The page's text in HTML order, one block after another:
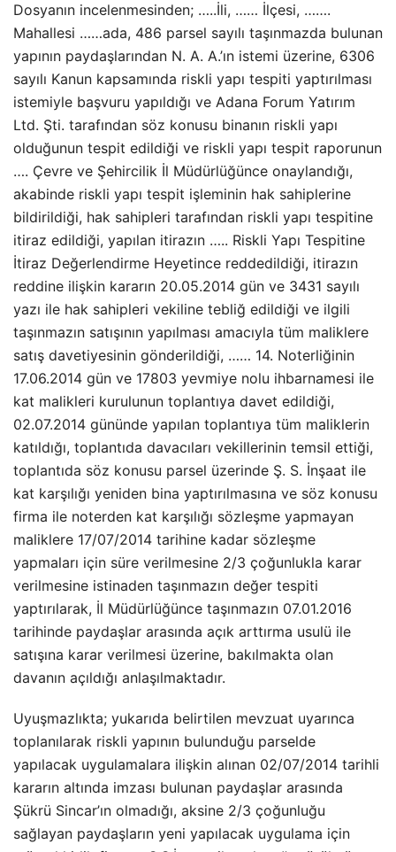
Dosyanın incelenmesinden; …..İli, …… İlçesi, …….
Mahallesi ……ada, 486 parsel sayılı taşınmazda bulunan
yapının paydaşlarından N. A. A.’ın istemi üzerine, 6306
sayılı Kanun kapsamında riskli yapı tespiti yaptırılması
istemiyle başvuru yapıldığı ve Adana Forum Yatırım
Ltd. Şti. tarafından söz konusu binanın riskli yapı
olduğunun tespit edildiği ve riskli yapı tespit raporunun
…. Çevre ve Şehircilik İl Müdürlüğünce onaylandığı,
akabinde riskli yapı tespit işleminin hak sahiplerine
bildirildiği, hak sahipleri tarafından riskli yapı tespitine
itiraz edildiği, yapılan itirazın ….. Riskli Yapı Tespitine
İtiraz Değerlendirme Heyetince reddedildiği, itirazın
reddine ilişkin kararın 20.05.2014 gün ve 3431 sayılı
yazı ile hak sahipleri vekiline tebliğ edildiği ve ilgili
taşınmazın satışının yapılması amacıyla tüm maliklere
satış davetiyesinin gönderildiği, …… 14. Noterliğinin
17.06.2014 gün ve 17803 yevmiye nolu ihbarnamesi ile
kat malikleri kurulunun toplantıya davet edildiği,
02.07.2014 gününde yapılan toplantıya tüm maliklerin
katıldığı, toplantıda davacıları vekillerinin temsil ettiği,
toplantıda söz konusu parsel üzerinde Ş. S. İnşaat ile
kat karşılığı yeniden bina yaptırılmasına ve söz konusu
firma ile noterden kat karşılığı sözleşme yapmayan
maliklere 17/07/2014 tarihine kadar sözleşme
yapmaları için süre verilmesine 2/3 çoğunlukla karar
verilmesine istinaden taşınmazın değer tespiti
yaptırılarak, İl Müdürlüğünce taşınmazın 07.01.2016
tarihinde paydaşlar arasında açık arttırma usulü ile
satışına karar verilmesi üzerine, bakılmakta olan
davanın açıldığı anlaşılmaktadır.
Uyuşmazlıkta; yukarıda belirtilen mevzuat uyarınca
toplanılarak riskli yapının bulunduğu parselde
yapılacak uygulamalara ilişkin alınan 02/07/2014 tarihli
kararın altında imzası bulunan paydaşlar arasında
Şükrü Sincar’ın olmadığı, aksine 2/3 çoğunluğu
sağlayan paydaşların yeni yapılacak uygulama için